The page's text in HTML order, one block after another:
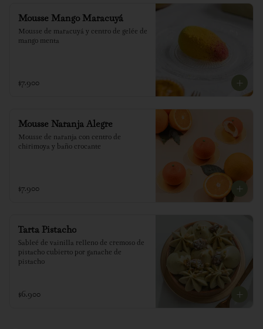
Mousse Mango Maracuyá
Mousse de maracuyá y centro de gelée de
mango menta
$7.900
Mousse Naranja Alegre
Mousse de naranja con centro de
chirimoya y baño crocante
$7.900
Tarta Pistacho
Sableé de vainilla relleno de cremoso de
pistacho cubierto por ganache de
pistacho
$6.900